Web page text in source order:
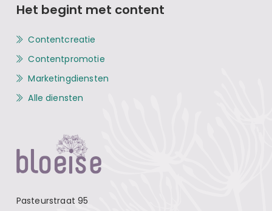
Pasteurstraat 95
Het begint met content
Contentcreatie
Contentpromotie
Marketingdiensten
Alle diensten